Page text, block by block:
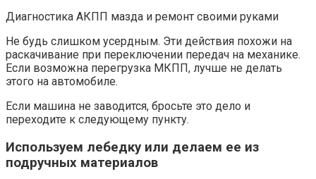
Диагностика АКПП мазда и ремонт своими руками
Не будь слишком усердным. Эти действия похожи на
раскачивание при переключении передач на механике.
Если возможна перегрузка МКПП, лучше не делать
этого на автомобиле.
Если машина не заводится, бросьте это дело и
переходите к следующему пункту.
Используем лебедку или делаем ее из
подручных материалов